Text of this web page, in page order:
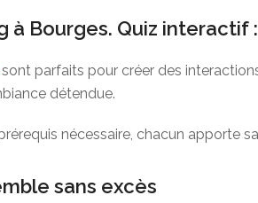
à Bourges. Quiz
sont parfaits pour créer des
détendue.
nécessaire, chacun apporte
sans excès